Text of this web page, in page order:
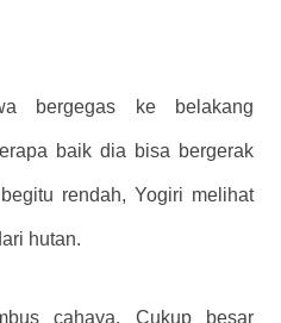
bergegas ke belakang
baik dia bisa bergerak
rendah, Yogiri melihat
hutan.
cahaya. Cukup besar